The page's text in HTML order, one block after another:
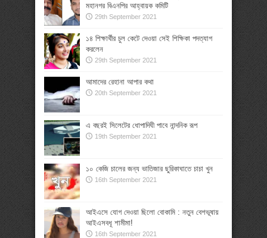
মহানগর বিএনপির আহ্বায়ক কমিটি
29th September 2021
১৪ শিক্ষার্থীর চুল কেটে দেওয়া সেই শিক্ষিকা পদত্যাগ
করলেন
29th September 2021
আমাদের রেহানা আপার কথা
20th September 2021
এ বছরই সিলেটের ধোপাদিঘী পাবে নান্দনিক রূপ
19th September 2021
১০ কেজি চালের জন্য ভাতিজার ছুরিকাঘাতে চাচা খুন
16th September 2021
আইএসে যোগ দেওয়া ছিলো বোকামি : নতুন বেশভূষায়
আইএসবধূ শামীমা!
16th September 2021